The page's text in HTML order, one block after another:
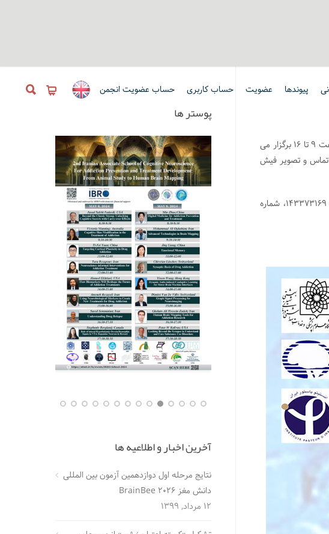
پیوندها عضویت حساب کاربری حساب عضویت انجمن
مرکز تحقیقات علوم اعصاب کارگاه دو روزه پچ کلمپ (Whole cell patch clamp) را در تاریخ 5 و 6 شهریور سال جاری از ساعت 9 تا 16 برگزار می
تماس و تصویر فیش
هزینه ثبت نام: واریز مبلغ 500،000 ریال (پنجاه هزار تومان) به حساب انجمن فیزیولوژی و فارماکولوژی ایران شماره حساب: ۱۴۳۳۷۳۱۶۹، شماره
پوستر ها
آخرین اخبار و اطلاعیه ها
نتایج مرحله اول دوازدهمین آزمون بین المللی
دانش مغز BrainBee 2026
12 مرداد, 1399